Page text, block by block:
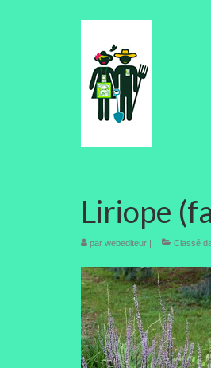
Liriope
par webediteur | Classé